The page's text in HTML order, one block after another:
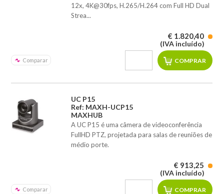
12x, 4K@30fps, H.265/H.264 com Full HD Dual
Strea...
Comparar
€ 1.820,40
(IVA incluído)
UC P15
Ref: MAXH-UCP15
MAXHUB
A UC P15 é uma câmera de videoconferência
FullHD PTZ, projetada para salas de reuniões de
médio porte.
Comparar
€ 913,25
(IVA incluído)